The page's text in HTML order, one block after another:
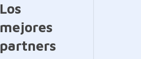
Los
mejores
partners